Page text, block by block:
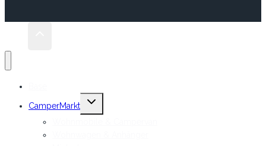
CamperMarkt
Untermenü
umschalten